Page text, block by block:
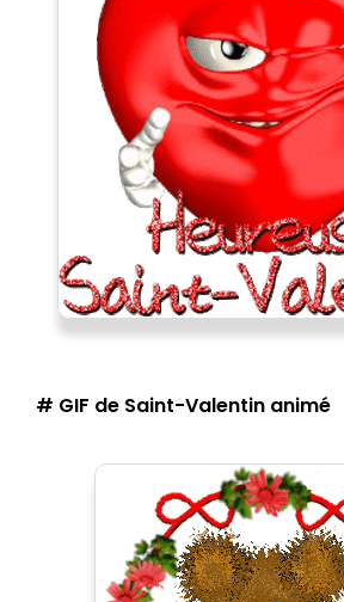
# GIF de Saint-Valentin animé